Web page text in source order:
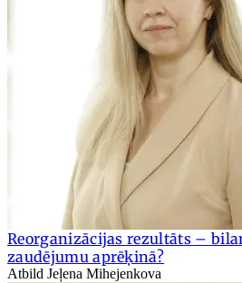
Reorganizācijas rezultāts –
zaudējumu aprēķinā?
Atbild Jeļena Mihejenkova